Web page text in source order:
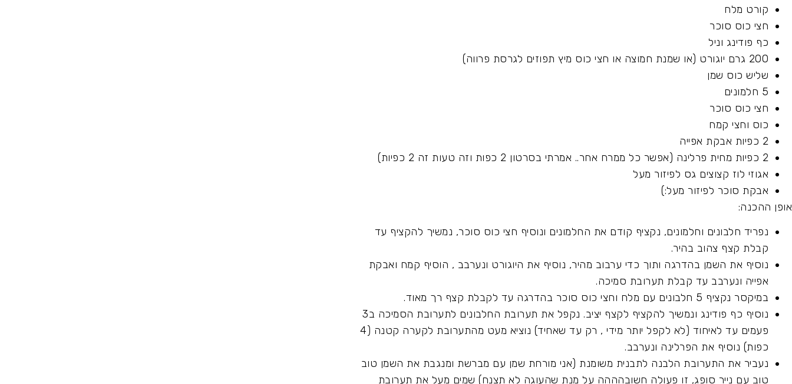
קורט מלח
חצי כוס סוכר
כף פודינג וניל
200 גרם יוגורט (או שמנת חמוצה או חצי כוס מיץ תפוזים לגרסת פרווה)
שליש כוס שמן
5 חלמונים
חצי כוס סוכר
כוס וחצי קמח
2 כפיות אבקת אפייה
2 כפיות מחית פרלינה (אפשר כל ממרח אחר.. אמרתי בסרטון 2 כפות וזה טעות זה 2 כפיות)
אגוזי לוז קצוצים גס לפיזור מעל
אבקת סוכר לפיזור מעל:)
אופן ההכנה:
נפריד חלבונים וחלמונים, נקציף קודם את החלמונים ונוסיף חצי כוס סוכר, נמשיך להקציף עד
קבלת קצף צהוב בהיר.
נוסיף את השמן בהדרגה ותוך כדי ערבוב מהיר, נוסיף את היוגורט ונערבב , הוסיף קמח ואבקת
אפייה ונערבב עד קבלת תערובת סמיכה.
במיקסר נקציף 5 חלבונים עם מלח וחצי כוס סוכר בהדרגה עד לקבלת קצף רך מאוד.
נוסיף כף פודינג ונמשיך להקציף לקצף יציב. נקפל את תערובת החלבונים לתערובת הסמיכה ב3
פעמים עד לאיחוד (לא לקפל יותר מידי , רק עד שאחיד) נוציא מעט מהתערובת לקערה קטנה (4
כפות) נוסיף את הפרלינה ונערבב.
נעביר את התערובת הלבנה לתבנית משומנת (אני מורחת שמן עם מברשת ומנגבת את השמן טוב
טוב עם נייר סופג, זו פעולה חשובהההה על מנת שהעוגה לא תצנח) שמים מעל את תערובת